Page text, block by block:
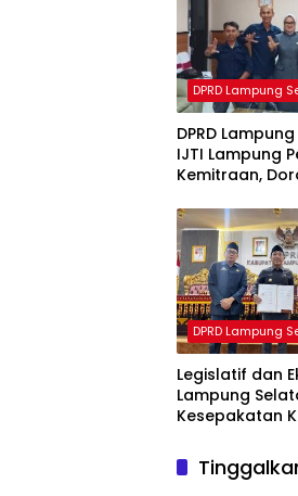
DPRD Lampung
DPRD
IJTI Lampung
Kemitraan,
DPRD Lampung
Legislatif dan
Lampung
Kesepakatan